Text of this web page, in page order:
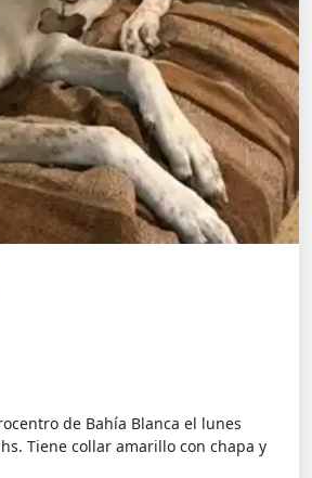
de Bahía Blanca el lunes
Tiene collar amarillo con chapa y